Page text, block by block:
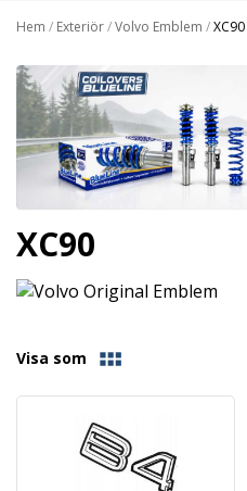
Hem / Exteriör/Volvo Emblem /XC90
XC90
Visa som